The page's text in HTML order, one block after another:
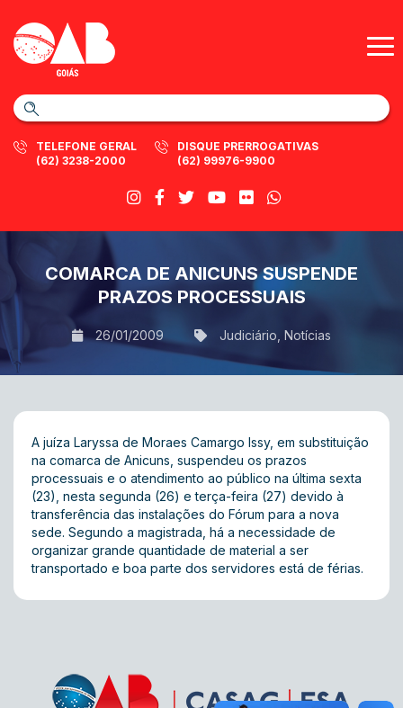
TELEFONE GERAL
(62) 3238-2000
DISQUE PRERROGATIVAS
(62) 99976-9900
COMARCA DE ANICUNS SUSPENDE
PRAZOS PROCESSUAIS
26/01/2009 Judiciário Notícias
A juíza Laryssa de Moraes Camargo Issy, em substituição
na comarca de Anicuns, suspendeu os prazos
processuais e o atendimento ao público na última sexta
(23), nesta segunda (26) e terça-feira (27) devido à
transferência das instalações do Fórum para a nova
sede. Segundo a magistrada, há a necessidade de
organizar grande quantidade de material a ser
transportado e boa parte dos servidores está de férias.